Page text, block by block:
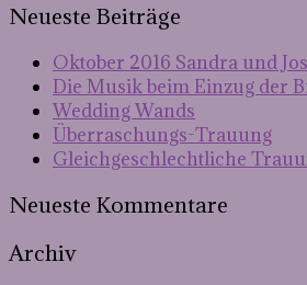
Neueste Beiträge
Oktober 2016 Sandra und
Die Musik beim Einzug der
Wedding Wands
Überraschungs-Trauung
Gleichgeschlechtliche
Neueste Kommentare
Archiv